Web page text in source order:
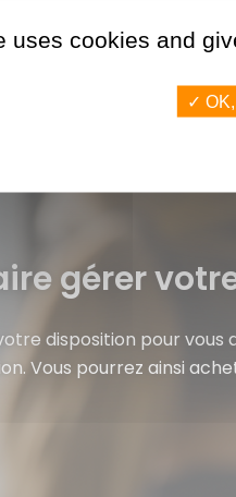
gérer
disposition pour
Vous pourrez ainsi
uses cookies and
✓